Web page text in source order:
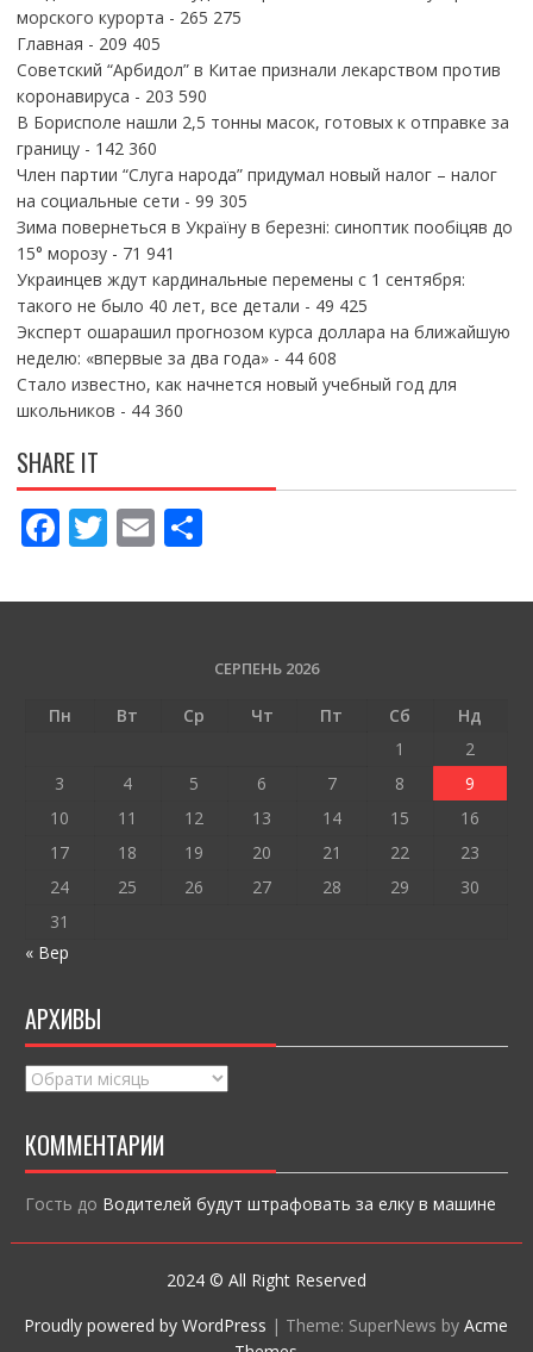
морского курорта - 265 275
Главная - 209 405
Советский “Арбидол” в Китае признали лекарством против
коронавируса - 203 590
В Борисполе нашли 2,5 тонны масок, готовых к отправке за
границу- 142 360
Член партии “Слуга народа” придумал новый налог – налог
на социальные сети - 99 305
Зима повернеться в Україну в березні: синоптик пообіцяв до
15° морозу- 71 941
Украинцев ждут кардинальные перемены с 1 сентября:
такого не было 40 лет, все детали - 49 425
Эксперт ошарашил прогнозом курса доллара на ближайшую
неделю: «впервые за два года»- 44 608
Стало известно, как начнется новый учебный год для
школьников - 44 360
SHARE IT
F
e
o
T
itt
E
ai
П
ді
и
т
СЕРПЕНЬ 2026
Пн Вт Ср Чт Пт Сб
Нд
1
2
3
4 5 6 7 8
9
10
11 12 13 14 15
16
17
18 19 20 21 22
23
24
25 26 27 28 29
30
31
« Вер
АРХИВЫ
Архивы
КОММЕНТАРИИ
Гость до Водителей будут штрафовать за елку в машине
2024 © All Right Reserved
Proudly powered by WordPress | Theme: SuperNews byAcme